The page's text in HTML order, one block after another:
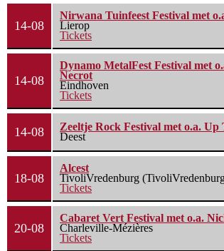
14-08
Nirwana Tuinfeest Festival met
Lierop
Tickets
14-08
Dynamo MetalFest Festival met
Necrot
Eindhoven
Tickets
14-08
Zeeltje Rock Festival met o.a. Up
Deest
18-08
Alcest
TivoliVredenburg
Tickets
20-08
Cabaret Vert Festival met o.a.
Charleville-Mézières
Tickets